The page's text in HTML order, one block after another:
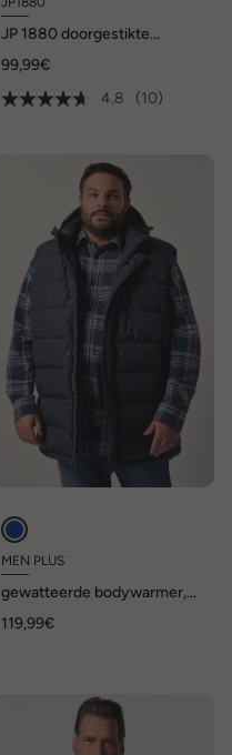
JP 1880 doorgestikte
opstaande kraag, tot 8XL
99,99€
4.8
(10)
MEN PLUS
gewatteerde bodywarmer,
8XL
119,99€